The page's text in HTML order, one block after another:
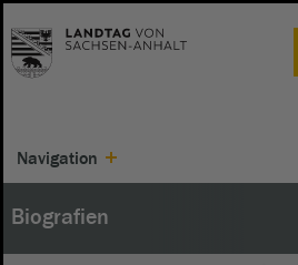
Navigation
Biografien